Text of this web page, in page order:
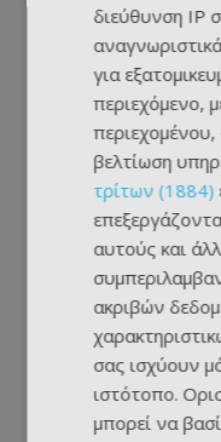
διεύθυνση IP
για
περιεχόμενο,
βελτίωση
τρίτων (1884)
αυτούς και
ακριβών
σας ισχύουν
ιστότοπο.
μπορεί να